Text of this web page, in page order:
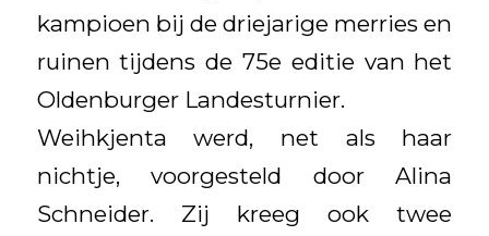
kampioen bij de driejarige merries en
ruinen tijdens de 75e editie van het
Oldenburger Landesturnier.
Weihkjenta werd, net als haar
nichtje, voorgesteld door Alina
Schneider. Zij kreeg ook twee